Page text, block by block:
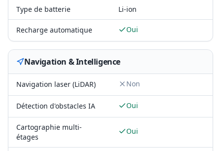
Type de batterie Li-ion
Recharge automatique Oui
Navigation & Intelligence
Navigation laser (LiDAR) Non
Détection d'obstacles IA Oui
Cartographie multi-
étages
Oui